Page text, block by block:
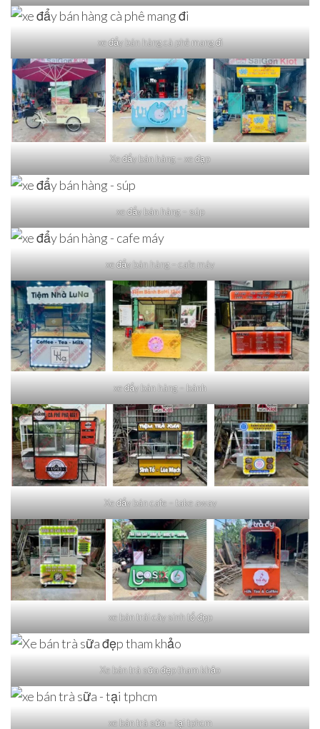
xe đẩy bán hàng cà phê mang đi
Xe đẩy bán hàng – xe đạp
xe đẩy bán hàng – súp
xe đẩy bán hàng – cafe máy
xe đẩy bán hàng – bánh
Xe đẩy bán cafe – take away
xe bán trái cây sinh tố đẹp
Xe bán trà sữa đẹp tham khảo
xe bán trà sữa – tại tphcm